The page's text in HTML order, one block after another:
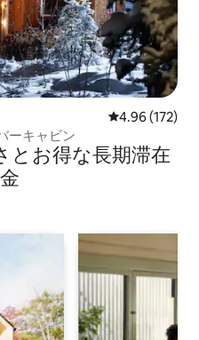
レビュー172
4.96 (172)
ーキャビン
とお⁠得⁠な長⁠期⁠滞⁠在